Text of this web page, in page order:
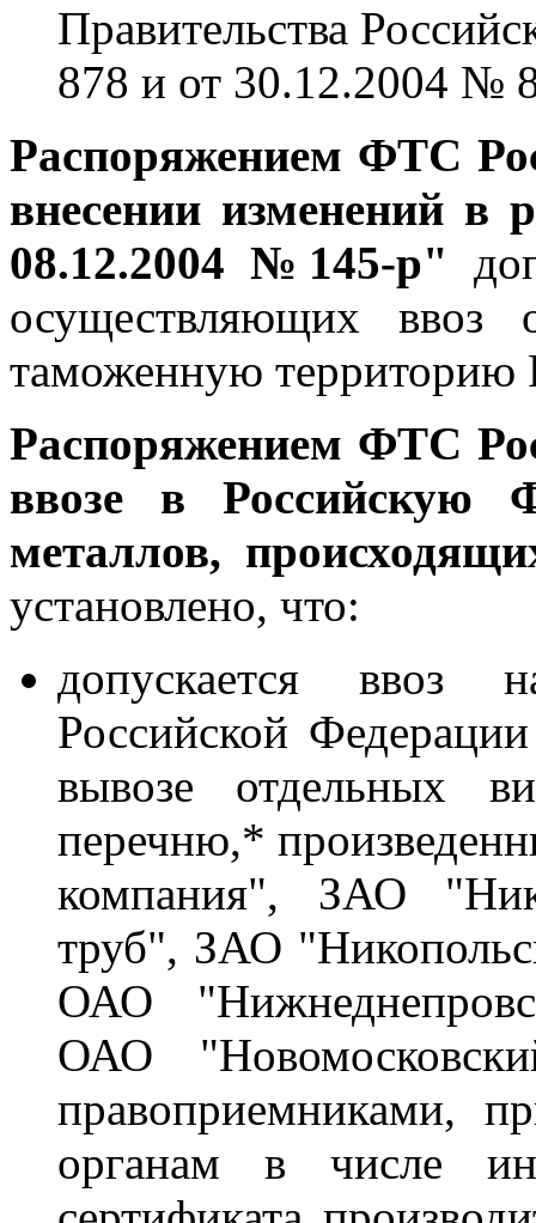
Правительства
878 и от 30.12.2004 №
Распоряжением ФТС
внесении изменений в
08.12.2004 №145-р"
осуществляющих ввоз
таможенную территорию
Распоряжением ФТС
ввозе в Российскую
металлов,
установлено, что:
допускается ввоз
Российской
вывозе отдельных
перечню,*
компания", ЗАО
труб", ЗАО
ОАО
ОАО
правоприемниками,
органам в числе